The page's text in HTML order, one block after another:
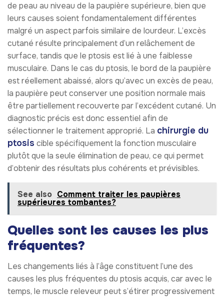
de peau au niveau de la paupière supérieure, bien que
leurs causes soient fondamentalement différentes
malgré un aspect parfois similaire de lourdeur. L’excès
cutané résulte principalement d’un relâchement de
surface, tandis que le ptosis est lié à une faiblesse
musculaire. Dans le cas du ptosis, le bord de la paupière
est réellement abaissé, alors qu’avec un excès de peau,
la paupière peut conserver une position normale mais
être partiellement recouverte par l’excédent cutané. Un
diagnostic précis est donc essentiel afin de
sélectionner le traitement approprié. La chirurgie du
ptosis cible spécifiquement la fonction musculaire
plutôt que la seule élimination de peau, ce qui permet
d’obtenir des résultats plus cohérents et prévisibles.
See also Comment traiter les paupières
supérieures tombantes?
Quelles sont les causes les plus
fréquentes?
Les changements liés à l’âge constituent l’une des
causes les plus fréquentes du ptosis acquis, car avec le
temps, le muscle releveur peut s’étirer progressivement